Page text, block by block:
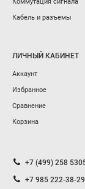
Кабель и разъемы
ЛИЧНЫЙ КАБИНЕТ
Аккаунт
Избранное
Сравнение
Корзина
+7 (499) 258
+7 985 222-38-29